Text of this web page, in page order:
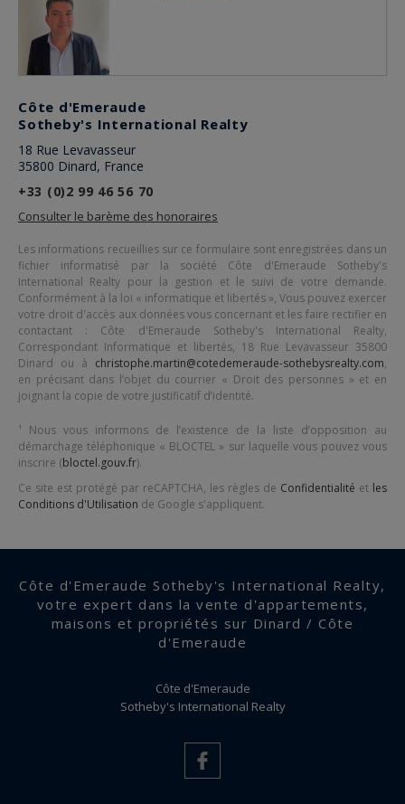
Côte d'Emeraude
Sotheby's International Realty
18 Rue Levavasseur
35800 Dinard, France
+33 (0)2 99 46 56 70
Consulter le barème des honoraires
Les informations recueillies sur ce formulaire sont enregistrées dans un
fichier informatisé par la société Côte d'Emeraude Sotheby's
International Realty pour la gestion et le suivi de votre demande.
Conformément à la loi « informatique et libertés », Vous pouvez exercer
votre droit d'accès aux données vous concernant et les faire rectifier en
contactant : Côte d'Emeraude Sotheby's International Realty,
Correspondant Informatique et libertés, 18 Rue Levavasseur 35800
Dinard ou à christophe.martin@cotedemeraude-sothebysrealty.com,
en précisant dans l’objet du courrier « Droit des personnes » et en
joignant la copie de votre justificatif d’identité.
¹ Nous vous informons de l’existence de la liste d’opposition au
démarchage téléphonique « BLOCTEL » sur laquelle vous pouvez vous
inscrire (bloctel.gouv.fr).
Ce site est protégé par reCAPTCHA, les règles de Confidentialité et les
Conditions d'Utilisation de Google s'appliquent.
Côte d'Emeraude Sotheby's International Realty,
votre expert dans la vente d'appartements,
maisons et propriétés sur Dinard / Côte
d'Emeraude
Côte d'Emeraude
Sotheby's International Realty